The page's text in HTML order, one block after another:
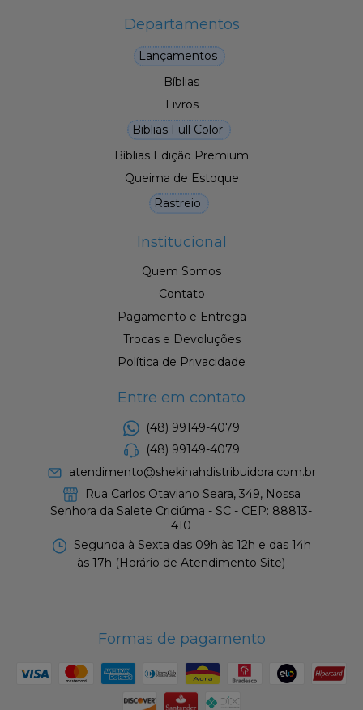
Departamentos
Lançamentos
Bíblias
Livros
Biblias Full Color
Bíblias Edição Premium
Queima de Estoque
Rastreio
Institucional
Quem Somos
Contato
Pagamento e Entrega
Trocas e Devoluções
Política de Privacidade
Entre em contato
(48) 99149-4079
(48) 99149-4079
atendimento@shekinahdistribuidora.com.br
Rua Carlos Otaviano Seara, 349, Nossa
Senhora da Salete Criciúma - SC - CEP: 88813-
410
Segunda à Sexta das 09h às 12h e das 14h
às 17h (Horário de Atendimento Site)
Formas de pagamento